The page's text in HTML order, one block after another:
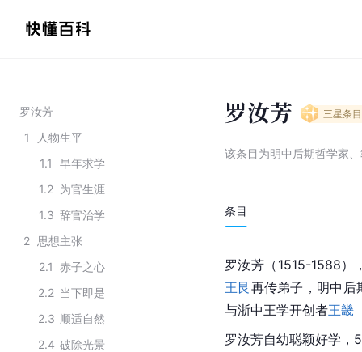
罗汝芳
1
人物生平
1.1
早年求学
1.2 为官生涯
1.3 辞官治学
2 思想主张
2.1 赤子之心
2.2 当下即是
2.3 顺适自然
2.4 破除光景
罗汝芳 三星条目
该条目为明中后期哲学家
条目
罗汝芳（1515-1588）
王艮 再传弟子，明中后
与浙中王学开创者王畿
罗汝芳自幼聪颖好学，